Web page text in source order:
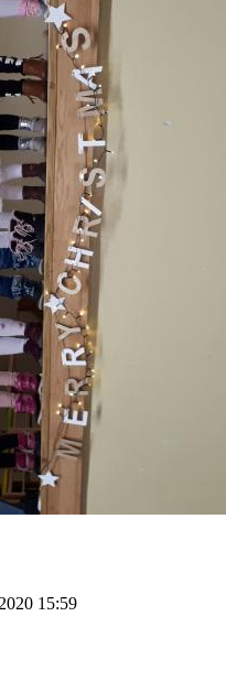
15:59